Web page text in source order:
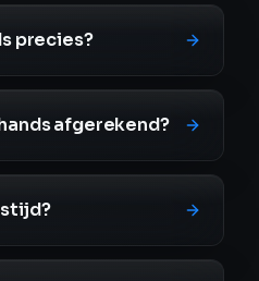
precies?
afgerekend?